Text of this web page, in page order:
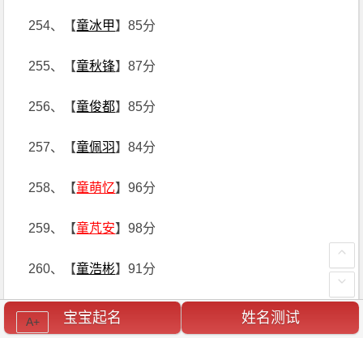
254、【童冰甲】85分
255、【童秋锋】87分
256、【童俊都】85分
257、【童佩羽】84分
258、【童萌忆】96分
259、【童芃安】98分
260、【童浩彬】91分
261、【童远朴】94分
宝宝起名 姓名测试
A+